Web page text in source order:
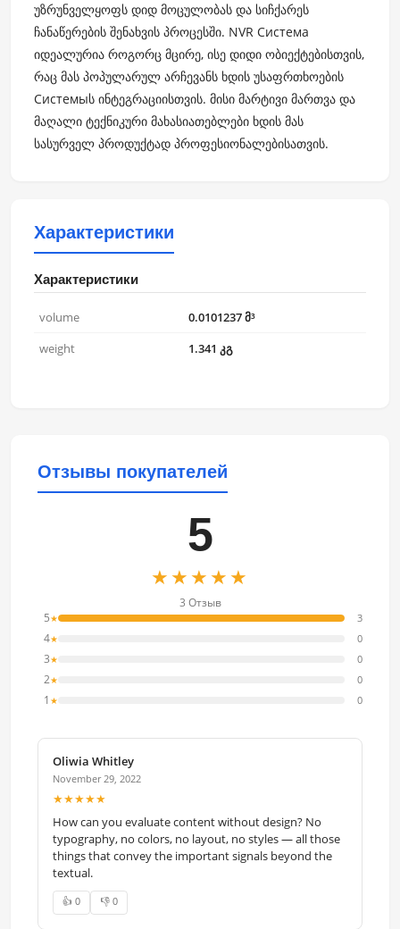
უზრუნველყოფს დიდ მოცულობას და სიჩქარეს
ჩანაწერების შენახვის პროცესში. NVR Система
იდეალურია როგორც მცირე, ისე დიდი ობიექტებისთვის,
რაც მას პოპულარულ არჩევანს ხდის უსაფრთხოების
Системыს ინტეგრაციისთვის. მისი მარტივი მართვა და
მაღალი ტექნიკური მახასიათებლები ხდის მას
სასურველ პროდუქტად პროფესიონალებისათვის.
Характеристики
Характеристики
volume
0.0101237 მ³
weight
1.341 კგ
Отзывы покупателей
5
★★★★★
3 Отзыв
5★ 3
4★ 0
3★ 0
2★ 0
1 ★ 0
Oliwia Whitley
November 29, 2022
★★★★★
How can you evaluate content without design? No
typography, no colors, no layout, no styles — all those
things that convey the important signals beyond the
textual.
👍 0 👎 0